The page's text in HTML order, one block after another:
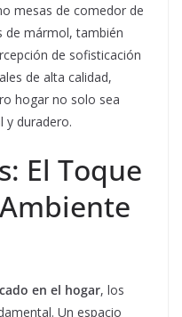
mesas de comedor de
de mármol, también
de sofisticación
de alta calidad,
hogar no solo sea
y duradero.
El Toque
en el hogar, los
Un espacio